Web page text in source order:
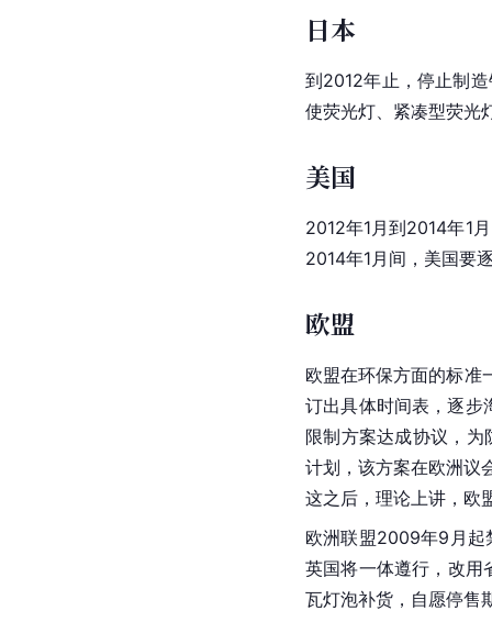
日本
到2012年止，停止制
使荧光灯、紧凑型荧光
美国
2012年1月到2014年1
2014年1月间，美国要
欧盟
欧盟在环保方面的标准
订出具体时间表，逐步
限制方案达成协议，为
计划，该方案在欧洲议
这之后，理论上讲， 欧
欧洲联盟2009年9月起
英国将一体遵行，改
瓦灯泡补货，自愿停售